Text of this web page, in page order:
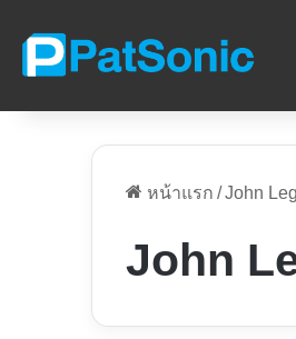
หน้าแรก /John
John